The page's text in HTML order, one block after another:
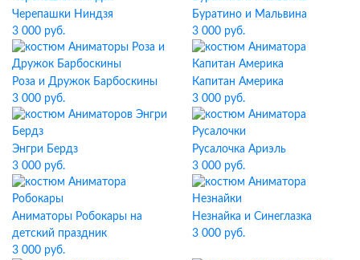
Черепашки Ниндзя
3 000 руб.
Буратино и Мальвина
3 000 руб.
Роза и Дружок Барбоскины
3 000 руб.
Капитан Америка
3 000 руб.
Энгри Бердз
3 000 руб.
Русалочка Ариэль
3 000 руб.
Аниматоры Робокары на
детский праздник
3 000 руб.
Незнайка и Синеглазка
3 000 руб.